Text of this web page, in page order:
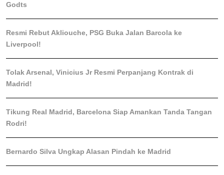
Godts
Resmi Rebut Akliouche, PSG Buka Jalan Barcola ke
Liverpool!
Tolak Arsenal, Vinicius Jr Resmi Perpanjang Kontrak di
Madrid!
Tikung Real Madrid, Barcelona Siap Amankan Tanda Tangan
Rodri!
Bernardo Silva Ungkap Alasan Pindah ke Madrid